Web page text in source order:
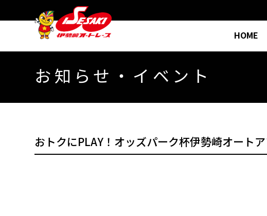
HOME
お知らせ・イベント
おトクにPLAY！オッズパーク杯伊勢崎オー